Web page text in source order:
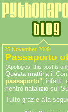
25 November 2009
Passaporto
(Apologies, this post is
Questa mattina il
passaporto", infatti,
rientro natalizio sul
Tutto grazie alla